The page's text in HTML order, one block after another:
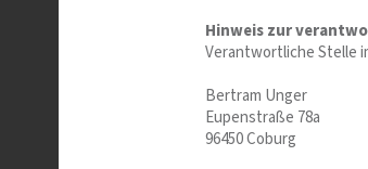
Hinweis zur
Verantwortliche Stelle
Bertram Unger
Eupenstraße 78a
96450 Coburg